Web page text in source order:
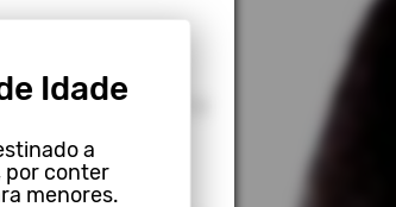
goin' through my
now?
Idade
a
por conter
menores.